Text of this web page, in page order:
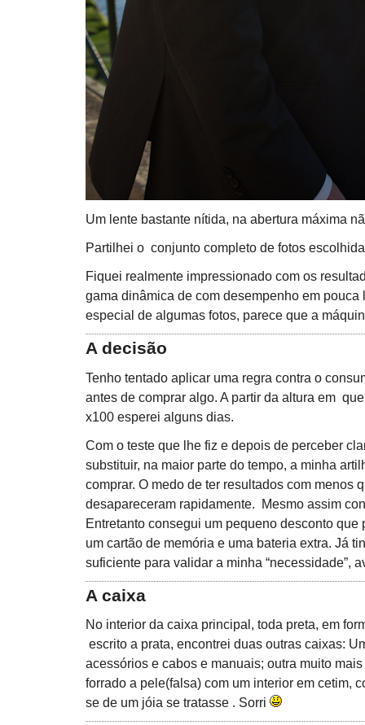
Um lente bastante nítida, na abertura máxima
Partilhei o conjunto completo de fotos
Fiquei realmente impressionado com os
gama dinâmica de com desempenho em pouca
especial de algumas fotos, parece que a
A decisão
Tenho tentado aplicar uma regra contra o
antes de comprar algo. A partir da altura em
x100 esperei alguns dias.
Com o teste que lhe fiz e depois de perceber
substituir, na maior parte do tempo, a minha
comprar. O medo de ter resultados com menos
desapareceram rapidamente. Mesmo assim
Entretanto consegui um pequeno desconto que
um cartão de memória e uma bateria extra. Já
suficiente para validar a minha “necessidade”,
A caixa
No interior da caixa principal, toda preta, em
escrito a prata, encontrei duas outras caixas:
acessórios e cabos e manuais; outra muito
forrado a pele(falsa) com um interior em cetim,
se de um jóia se tratasse . Sorri